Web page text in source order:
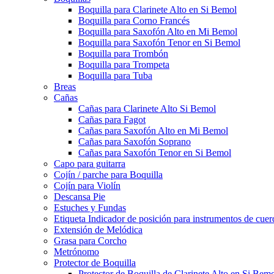
Boquilla para Clarinete Alto en Si Bemol
Boquilla para Corno Francés
Boquilla para Saxofón Alto en Mi Bemol
Boquilla para Saxofón Tenor en Si Bemol
Boquilla para Trombón
Boquilla para Trompeta
Boquilla para Tuba
Breas
Cañas
Cañas para Clarinete Alto Si Bemol
Cañas para Fagot
Cañas para Saxofón Alto en Mi Bemol
Cañas para Saxofón Soprano
Cañas para Saxofón Tenor en Si Bemol
Capo para guitarra
Cojín / parche para Boquilla
Cojín para Violín
Descansa Pie
Estuches y Fundas
Etiqueta Indicador de posición para instrumentos de
Extensión de Melódica
Grasa para Corcho
Metrónomo
Protector de Boquilla